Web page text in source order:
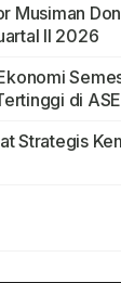
Musiman
II 2026
di
Strategis